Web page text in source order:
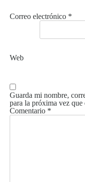
Correo electrónico *
Web
Guarda mi nombre,
para la próxima vez que
Comentario *